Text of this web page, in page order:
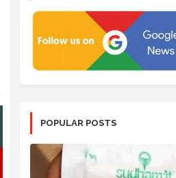
POPULAR POSTS